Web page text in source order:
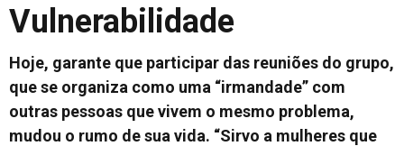
Vulnerabilidade
Hoje, garante que participar das reuniões do grupo,
que se organiza como uma “irmandade” com
outras pessoas que vivem o mesmo problema,
mudou o rumo de sua vida. “Sirvo a mulheres que